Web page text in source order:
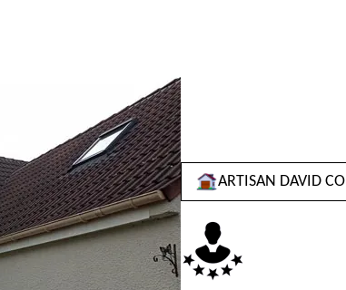
ARTISAN DAVID